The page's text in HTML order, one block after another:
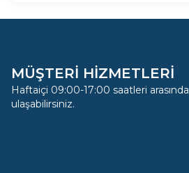
MÜŞTERİ HİZMETLERİ
Haftaiçi 09:00-17:00 saatleri arasında
ulaşabilirsiniz.